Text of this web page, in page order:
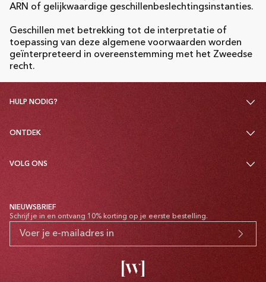
ARN of gelijkwaardige geschillenbeslechtingsinstanties.
Geschillen met betrekking tot de interpretatie of
toepassing van deze algemene voorwaarden worden
geïnterpreteerd in overeenstemming met het Zweedse
recht.
HULP NODIG?
ONTDEK
VOLG ONS
NIEUWSBRIEF
Schrijf je in en ontvang 10% korting op je eerste bestelling.